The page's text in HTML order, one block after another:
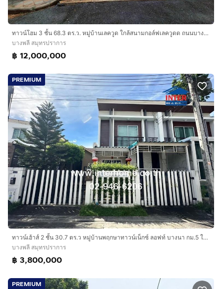
ทาวน์โฮม 3 ชั้น 68.3 ตร.ว. หมู่บ้านเลควูด ใกล้สนามกอล์ฟเลควูดด ถนนบางนา-ตราด บางพลี สมุทรปราการ
บางพลี สมุทรปราการ
฿ 12,000,000
PREMIUM
ทาวน์เฮ้าส์ 2 ชั้น 30.7 ตร.ว หมู่บ้านพฤกษาทาวน์เน็กซ์ ลอฟท์ บางนา กม.5 ใกล้วัดคลองปลัดเปรียง ถนนบางนา-ตราด ถนนศรีนคริน ถนนบัวนครินทร์
บางพลี สมุทรปราการ
฿ 3,800,000
PREMIUM